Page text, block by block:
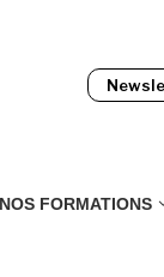
NOS FORMATIONS